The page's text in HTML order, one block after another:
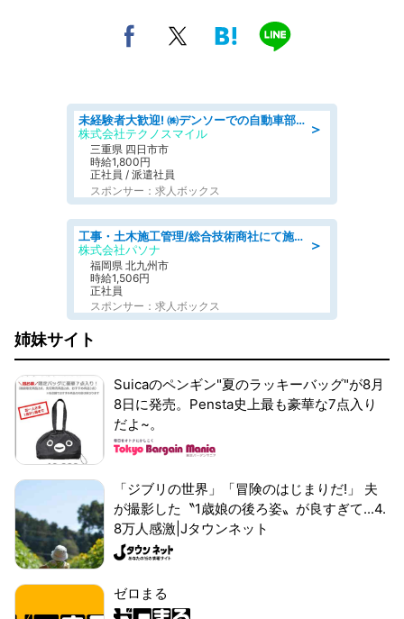
＞
未経験者大歓迎! ㈱デンソーでの自動車部品の組立作業 denso aichi
株式会社テクノスマイル
三重県 四日市市
時給1,800円
正社員 / 派遣社員
スポンサー：求人ボックス
＞
工事・土木施工管理/総合技術商社にて施工管理のお仕事/即日勤務可/車通勤可/工事・土木施工管理/生産・品質管理
株式会社パソナ
福岡県 北九州市
時給1,506円
正社員
スポンサー：求人ボックス
姉妹サイト
Suicaのペンギン"夏のラッキーバッグ"が8月
8日に発売。Pensta史上最も豪華な7点入り
だよ~。
「ジブリの世界」「冒険のはじまりだ!」 夫
が撮影した〝1歳娘の後ろ姿〟が良すぎて...4.
8万人感激|Jタウンネット
ゼロまる